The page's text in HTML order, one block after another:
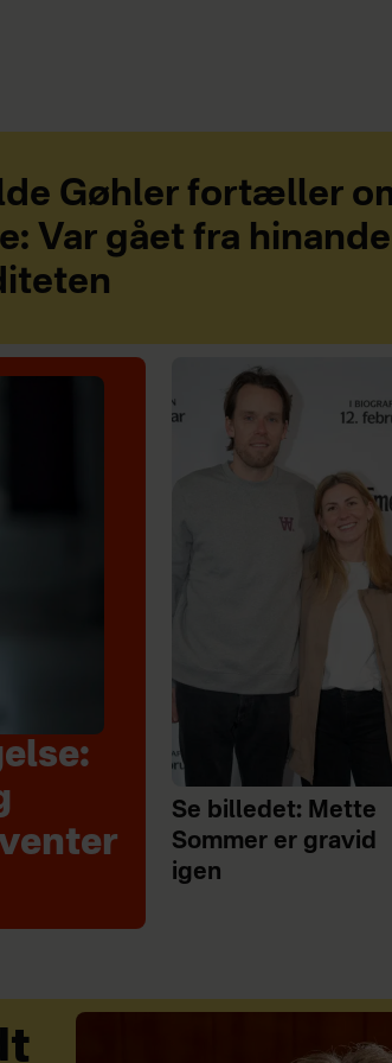
Gøhler fortæller
Var gået fra
Se billedet: Mette
Sommer er gravid
igen